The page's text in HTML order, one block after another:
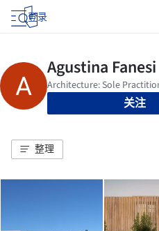
登录
关注
整理